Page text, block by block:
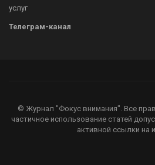
услуг
Телеграм-канал
© Журнал "Фокус внимания". Все
частичное использование статей
активной ссылки на